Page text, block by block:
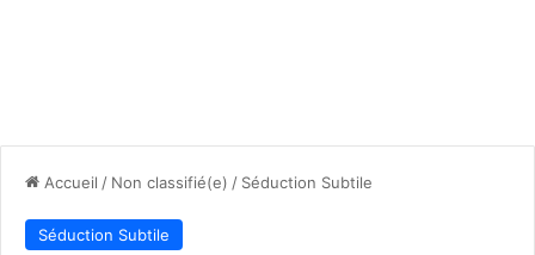
Accueil / Non classifié(e) / Séduction Subtile
Séduction Subtile